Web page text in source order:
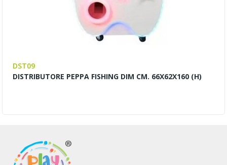
DST09
DISTRIBUTORE PEPPA FISHING DIM CM. 66X62X160 (H)